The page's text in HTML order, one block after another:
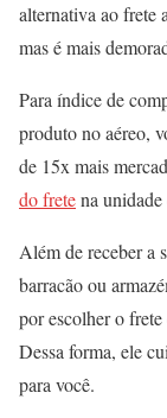
alternativa ao frete
mas é mais
Para índice de
produto no aéreo,
de 15x mais
do fretena
Além de receber a
barracão ou
por escolher o
Dessa forma, ele
para você.